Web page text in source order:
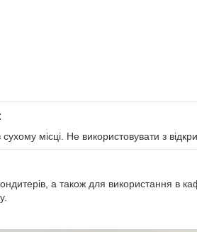
місці. Не використовувати з
а також для використання в